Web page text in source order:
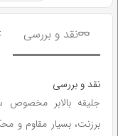
نقد و بررسی
نقد و بررسی
برزنت، بسیار مقاوم